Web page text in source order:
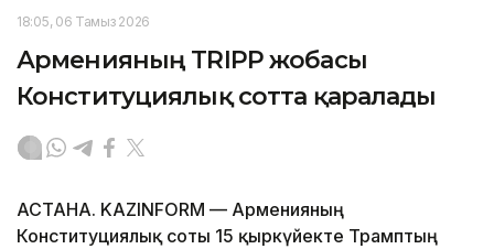
18:05, 06 Тамыз 2026
Арменияның TRIPP жобасы
Конституциялық сотта қаралады
АСТАНА. KAZINFORM — Арменияның
Конституциялық соты 15 қыркүйекте Трамптың